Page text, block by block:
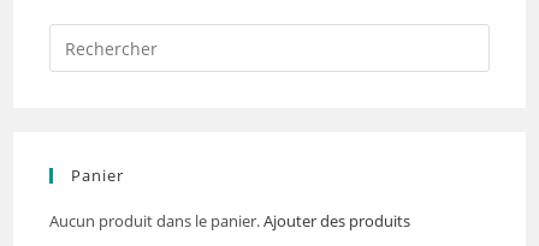
Panier
Aucun produit dans le panier.Ajouter des produits